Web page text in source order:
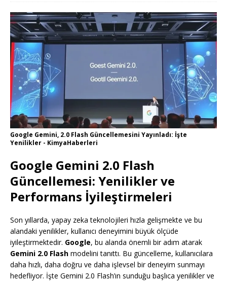
Google Gemini, 2.0 Flash Güncellemesini Yayınladı: İşte
Yenilikler - KimyaHaberleri
Google Gemini 2.0 Flash
Güncellemesi: Yenilikler ve
Performans İyileştirmeleri
Son yıllarda, yapay zeka teknolojileri hızla gelişmekte ve bu
alandaki yenilikler, kullanıcı deneyimini büyük ölçüde
iyileştirmektedir. Google, bu alanda önemli bir adım atarak
Gemini 2.0 Flash modelini tanıttı. Bu güncelleme, kullanıcılara
daha hızlı, daha doğru ve daha işlevsel bir deneyim sunmayı
hedefliyor. İşte Gemini 2.0 Flash’ın sunduğu başlıca yenilikler ve